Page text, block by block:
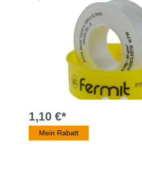
1,10 €*
Mein Rabatt